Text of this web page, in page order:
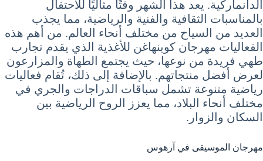
الدانماركية. يعد هذا الشهر وقتًا مثاليًا للاحتفال
بالمناسبات الثقافية والفنية والرياضية، مما يجذب
العديد من السياح من مختلف أنحاء العالم. من أهم هذه
الفعاليات مهرجان كوبنهاغن للأغذية الذي يقدم تجارب
طهي فريدة من نوعها، حيث يجتمع الطهاة والمزارعون
لعرض أفضل منتجاتهم. بالإضافة إلى ذلك، تُقام فعاليات
رياضية متنوعة تشمل سباقات الدراجات والجري في
مختلف أنحاء البلاد، مما يعزز الروح الرياضية بين
السكان والزوار.
مهرجان الموسيقى في آرهوس